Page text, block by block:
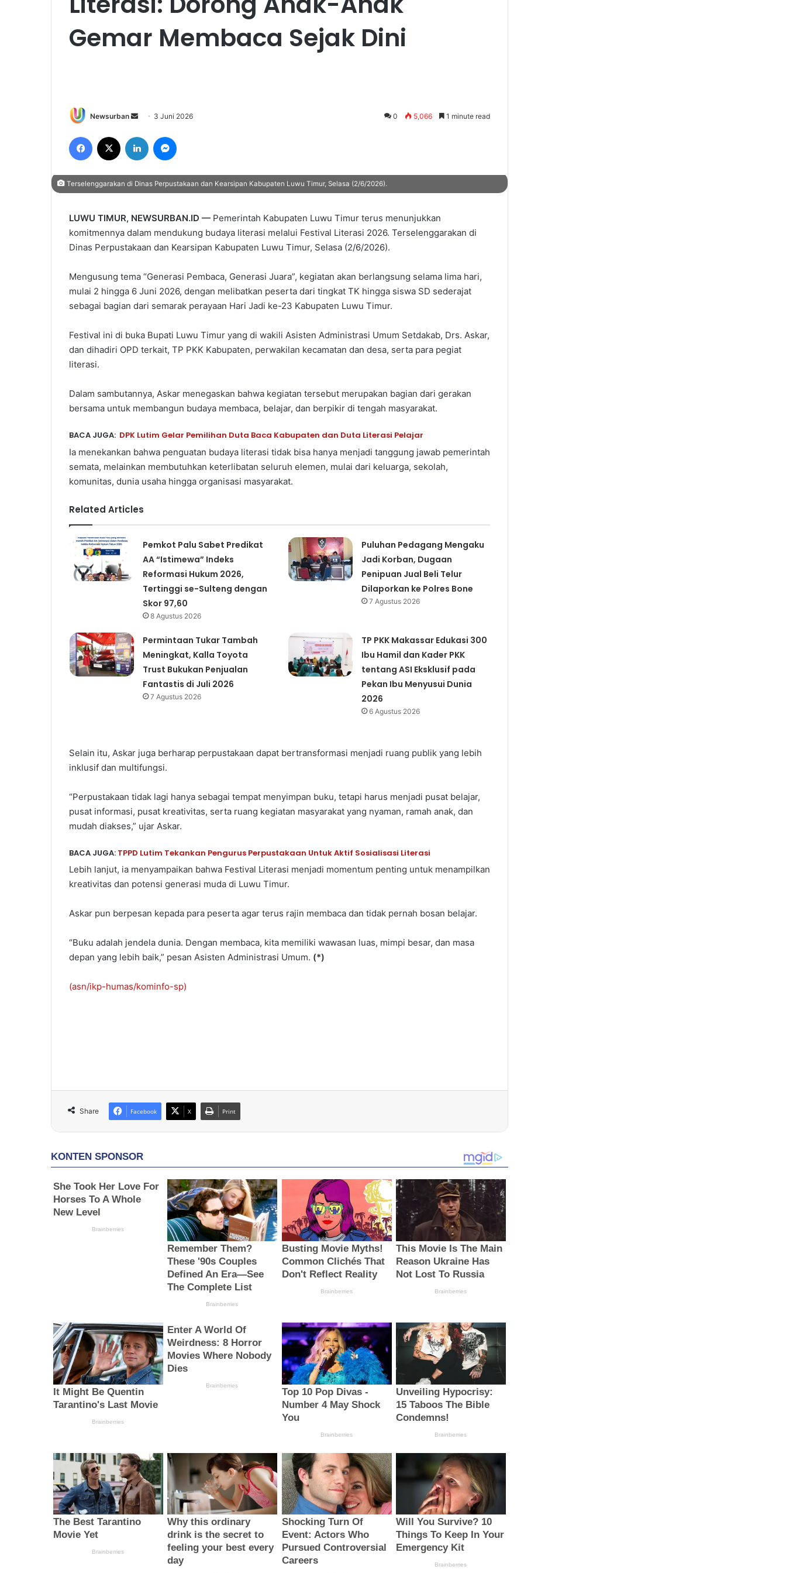
Gemar Membaca Sejak Dini
Newsurban
Send
email
3 Juni 2026 0 5,066 1 minute read
Facebook LinkedIn
Terselenggarakan di Dinas Perpustakaan dan Kearsipan Kabupaten Luwu Timur, Selasa (2/6/2026).
LUWU TIMUR, NEWSURBAN.ID — Pemerintah Kabupaten Luwu Timur terus menunjukkan
komitmennya dalam mendukung budaya literasi melalui Festival Literasi 2026. Terselenggarakan di
Dinas Perpustakaan dan Kearsipan Kabupaten Luwu Timur, Selasa (2/6/2026).
Mengusung tema “Generasi Pembaca, Generasi Juara”, kegiatan akan berlangsung selama lima hari,
mulai 2 hingga 6 Juni 2026, dengan melibatkan peserta dari tingkat TK hingga siswa SD sederajat
sebagai bagian dari semarak perayaan Hari Jadi ke-23 Kabupaten Luwu Timur.
Festival ini di buka Bupati Luwu Timur yang di wakili Asisten Administrasi Umum Setdakab, Drs. Askar,
dan dihadiri OPD terkait, TP PKK Kabupaten, perwakilan kecamatan dan desa, serta para pegiat
literasi.
Dalam sambutannya, Askar menegaskan bahwa kegiatan tersebut merupakan bagian dari gerakan
bersama untuk membangun budaya membaca, belajar, dan berpikir di tengah masyarakat.
BACA JUGA: DPK Lutim Gelar Pemilihan Duta Baca Kabupaten dan Duta Literasi Pelajar
Ia menekankan bahwa penguatan budaya literasi tidak bisa hanya menjadi tanggung jawab pemerintah
semata, melainkan membutuhkan keterlibatan seluruh elemen, mulai dari keluarga, sekolah,
komunitas, dunia usaha hingga organisasi masyarakat.
Related Articles
Pemkot Palu Sabet Predikat
AA “Istimewa” Indeks
Reformasi Hukum 2026,
Tertinggi se-Sulteng dengan
Skor 97,60
8 Agustus 2026
Puluhan Pedagang Mengaku
Jadi Korban, Dugaan
Penipuan Jual Beli Telur
Dilaporkan ke Polres Bone
7 Agustus 2026
Permintaan Tukar Tambah
Meningkat, Kalla Toyota
Trust Bukukan Penjualan
Fantastis di Juli 2026
7 Agustus 2026
TP PKK Makassar Edukasi 300
Ibu Hamil dan Kader PKK
tentang ASI Eksklusif pada
Pekan Ibu Menyusui Dunia
2026
6 Agustus 2026
Selain itu, Askar juga berharap perpustakaan dapat bertransformasi menjadi ruang publik yang lebih
inklusif dan multifungsi.
“Perpustakaan tidak lagi hanya sebagai tempat menyimpan buku, tetapi harus menjadi pusat belajar,
pusat informasi, pusat kreativitas, serta ruang kegiatan masyarakat yang nyaman, ramah anak, dan
mudah diakses,” ujar Askar.
BACA JUGA: TPPD Lutim Tekankan Pengurus Perpustakaan Untuk Aktif Sosialisasi Literasi
Lebih lanjut, ia menyampaikan bahwa Festival Literasi menjadi momentum penting untuk menampilkan
kreativitas dan potensi generasi muda di Luwu Timur.
Askar pun berpesan kepada para peserta agar terus rajin membaca dan tidak pernah bosan belajar.
“Buku adalah jendela dunia. Dengan membaca, kita memiliki wawasan luas, mimpi besar, dan masa
depan yang lebih baik,” pesan Asisten Administrasi Umum. (*)
(asn/ikp-humas/kominfo-sp)
Share Facebook X Print